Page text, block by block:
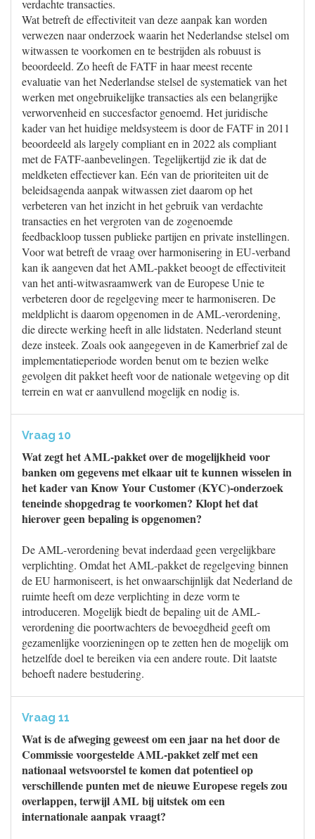
verdachte transacties.
Wat betreft de effectiviteit van deze aanpak kan worden
verwezen naar onderzoek waarin het Nederlandse stelsel om
witwassen te voorkomen en te bestrijden als robuust is
beoordeeld. Zo heeft de FATF in haar meest recente
evaluatie van het Nederlandse stelsel de systematiek van het
werken met ongebruikelijke transacties als een belangrijke
verworvenheid en succesfactor genoemd. Het juridische
kader van het huidige meldsysteem is door de FATF in 2011
beoordeeld als largely compliant en in 2022 als compliant
met de FATF-aanbevelingen. Tegelijkertijd zie ik dat de
meldketen effectiever kan. Eén van de prioriteiten uit de
beleidsagenda aanpak witwassen ziet daarom op het
verbeteren van het inzicht in het gebruik van verdachte
transacties en het vergroten van de zogenoemde
feedbackloop tussen publieke partijen en private instellingen.
Voor wat betreft de vraag over harmonisering in EU-verband
kan ik aangeven dat het AML-pakket beoogt de effectiviteit
van het anti-witwasraamwerk van de Europese Unie te
verbeteren door de regelgeving meer te harmoniseren. De
meldplicht is daarom opgenomen in de AML-verordening,
die directe werking heeft in alle lidstaten. Nederland steunt
deze insteek. Zoals ook aangegeven in de Kamerbrief zal de
implementatieperiode worden benut om te bezien welke
gevolgen dit pakket heeft voor de nationale wetgeving op dit
terrein en wat er aanvullend mogelijk en nodig is.
Vraag 10
Wat zegt het AML-pakket over de mogelijkheid voor
banken om gegevens met elkaar uit te kunnen wisselen in
het kader van Know Your Customer (KYC)-onderzoek
teneinde shopgedrag te voorkomen? Klopt het dat
hierover geen bepaling is opgenomen?
De AML-verordening bevat inderdaad geen vergelijkbare
verplichting. Omdat het AML-pakket de regelgeving binnen
de EU harmoniseert, is het onwaarschijnlijk dat Nederland de
ruimte heeft om deze verplichting in deze vorm te
introduceren. Mogelijk biedt de bepaling uit de AML-
verordening die poortwachters de bevoegdheid geeft om
gezamenlijke voorzieningen op te zetten hen de mogelijk om
hetzelfde doel te bereiken via een andere route. Dit laatste
behoeft nadere bestudering.
Vraag 11
Wat is de afweging geweest om een jaar na het door de
Commissie voorgestelde AML-pakket zelf met een
nationaal wetsvoorstel te komen dat potentieel op
verschillende punten met de nieuwe Europese regels zou
overlappen, terwijl AML bij uitstek om een
internationale aanpak vraagt?